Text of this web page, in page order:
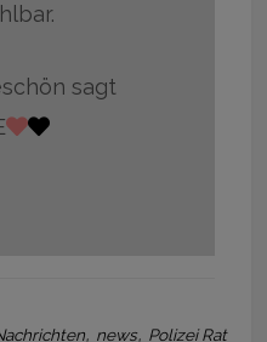
sagt
, news, Polizei Rat